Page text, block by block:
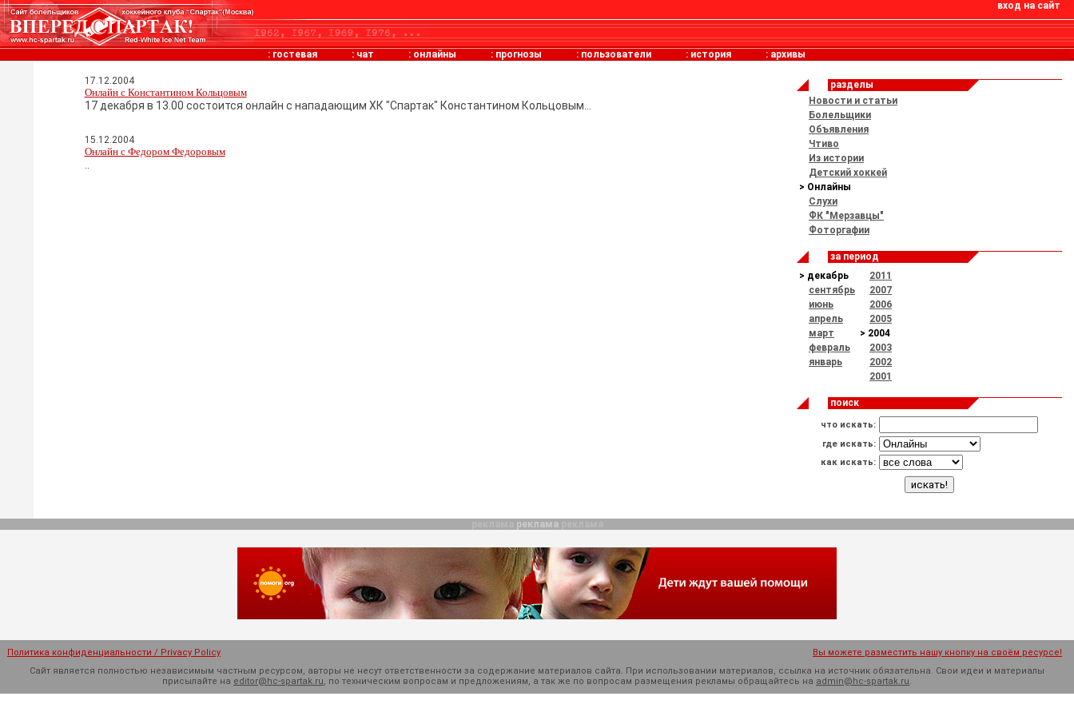
вход на сайт
: гостевая : чат : онлайны : прогнозы : пользователи : история : архивы
17.12.2004
Онлайн с Константином Кольцовым
17 декабря в 13.00 состоится онлайн с нападающим ХК "Спартак" Константином Кольцовым...
15.12.2004
Онлайн с Федором Федоровым
разделы
Новости и статьи
Болельщики
Объявления
Чтиво
Из истории
Детский хоккей
> Онлайны
Слухи
ФК "Мерзавцы"
Фоторгафии
за период
> декабрь
сентябрь
июнь
апрель
март
февраль
январь
2011
2007
2006
2005
> 2004
2003
2002
2001
поиск
что искать:
где искать:
как искать:
реклама
Политика конфиденциальности / Privacy Policy
Вы можете разместить нашу кнопку на своём ресурсе!
Сайт является полностью независимым частным ресурсом, авторы не несут ответственности за содержание материалов сайта. При использовании материалов, ссылка на источник обязательна. Cвои идеи и материалы
присылайте на editor@hc-spartak.ru, по техническим вопросам и предложениям, а так же по вопросам размещения рекламы обращайтесь на admin@hc-spartak.ru.